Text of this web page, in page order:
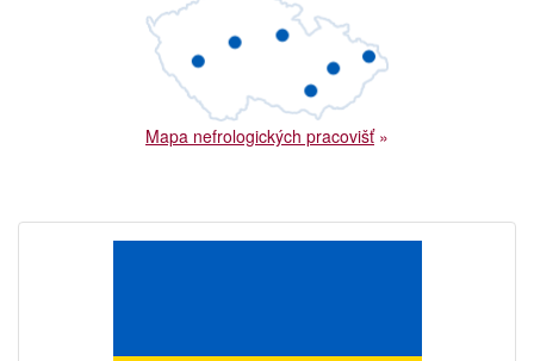
Mapa nefrologických pracovišť»